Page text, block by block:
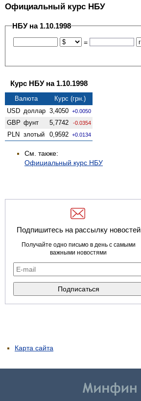
Официальный курс НБУ
НБУ на 1.10.1998
=
Курс НБУ на 1.10.1998
Валюта
Курс (грн.)
USD доллар 3,4050 +0.0050
GBP фунт 5,7742 -0.0354
PLN злотый 0,9592 +0.0134
См. также:
Официальный курс НБУ
Подпишитесь на рассылку новостей
Получайте одно письмо в день с самыми
важными новостями
Карта сайта